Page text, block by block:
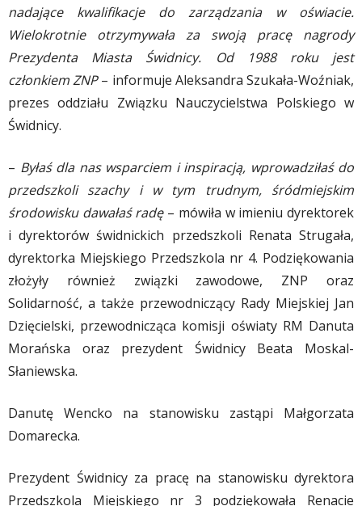
nadające kwalifikacje do zarządzania w oświacie.
Wielokrotnie otrzymywała za swoją pracę nagrody
Prezydenta Miasta Świdnicy. Od 1988 roku jest
członkiem ZNP– informuje Aleksandra Szukała-Woźniak,
prezes oddziału Związku Nauczycielstwa Polskiego w
Świdnicy.
– Byłaś dla nas wsparciem i inspiracją, wprowadziłaś do
przedszkoli szachy i w tym trudnym, śródmiejskim
środowisku dawałaś radę– mówiła w imieniu dyrektorek
i dyrektorów świdnickich przedszkoli Renata Strugała,
dyrektorka Miejskiego Przedszkola nr 4. Podziękowania
złożyły również związki zawodowe, ZNP oraz
Solidarność, a także przewodniczący Rady Miejskiej Jan
Dzięcielski, przewodnicząca komisji oświaty RM Danuta
Morańska oraz prezydent Świdnicy Beata Moskal-
Słaniewska.
Danutę Wencko na stanowisku zastąpi Małgorzata
Domarecka.
Prezydent Świdnicy za pracę na stanowisku dyrektora
Przedszkola Miejskiego nr 3 podziękowała Renacie